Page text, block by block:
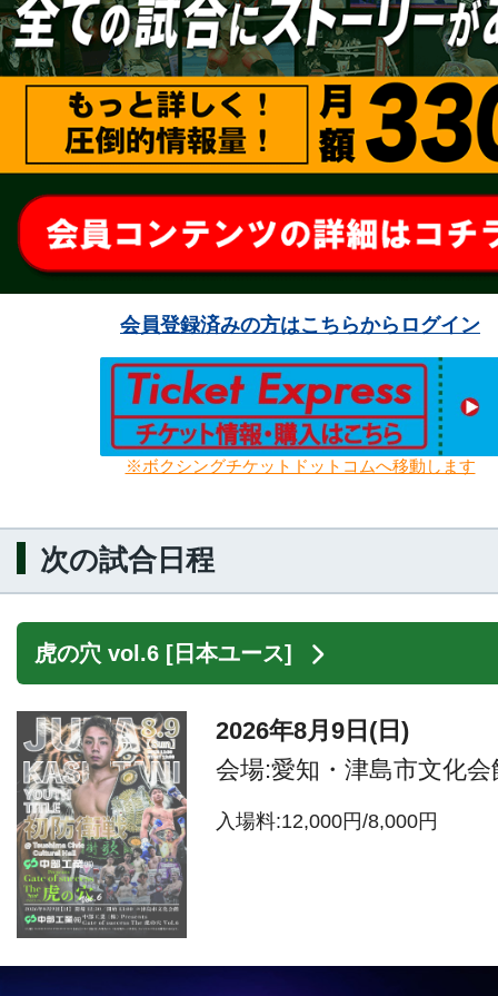
会員登録済みの方はこちらからログイン
※ボクシングチケットドットコムへ移動します
次の試合日程
虎の穴 vol.6 [日本ユース]
2026年8月9日(日)
会場:愛知・津島市文化会
入場料:12,000円/8,000円